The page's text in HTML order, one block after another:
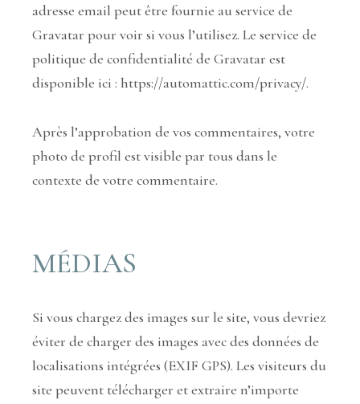
adresse email peut être fournie au service de
Gravatar pour voir si vous l’utilisez. Le service de
politique de confidentialité de Gravatar est
disponible ici : https://automattic.com/privacy/.
Après l’approbation de vos commentaires, votre
photo de profil est visible par tous dans le
contexte de votre commentaire.
MÉDIAS
Si vous chargez des images sur le site, vous devriez
éviter de charger des images avec des données de
localisations intégrées (EXIF GPS). Les visiteurs du
site peuvent télécharger et extraire n’importe